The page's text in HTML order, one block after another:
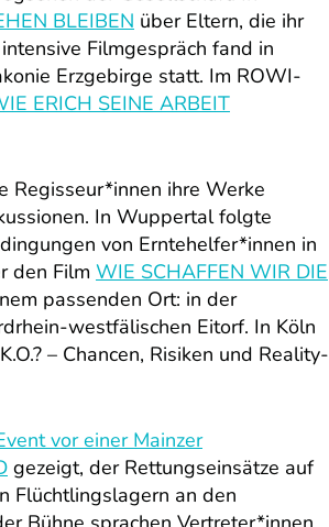
BLEIBEN über Eltern, die ihr
Filmgespräch fand in
Erzgebirge statt. Im ROWI-
ERICH SEINE ARBEIT
Regisseur*innen ihre Werke
In Wuppertal folgte
von Erntehelfer*innen in
den Film WIE SCHAFFEN WIR DIE
passenden Ort: in der
westfälischen Eitorf. In Köln
– Chancen, Risiken und Reality-
vor einer Mainzer
gezeigt, der Rettungseinsätze auf
Flüchtlingslagern an den